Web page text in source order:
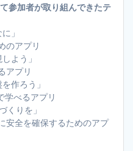
参加者が取り組んできたテ
」
のアプリ
よう」
アプリ
作ろう」
学べるアプリ
くりを」
安全を確保するためのアプ